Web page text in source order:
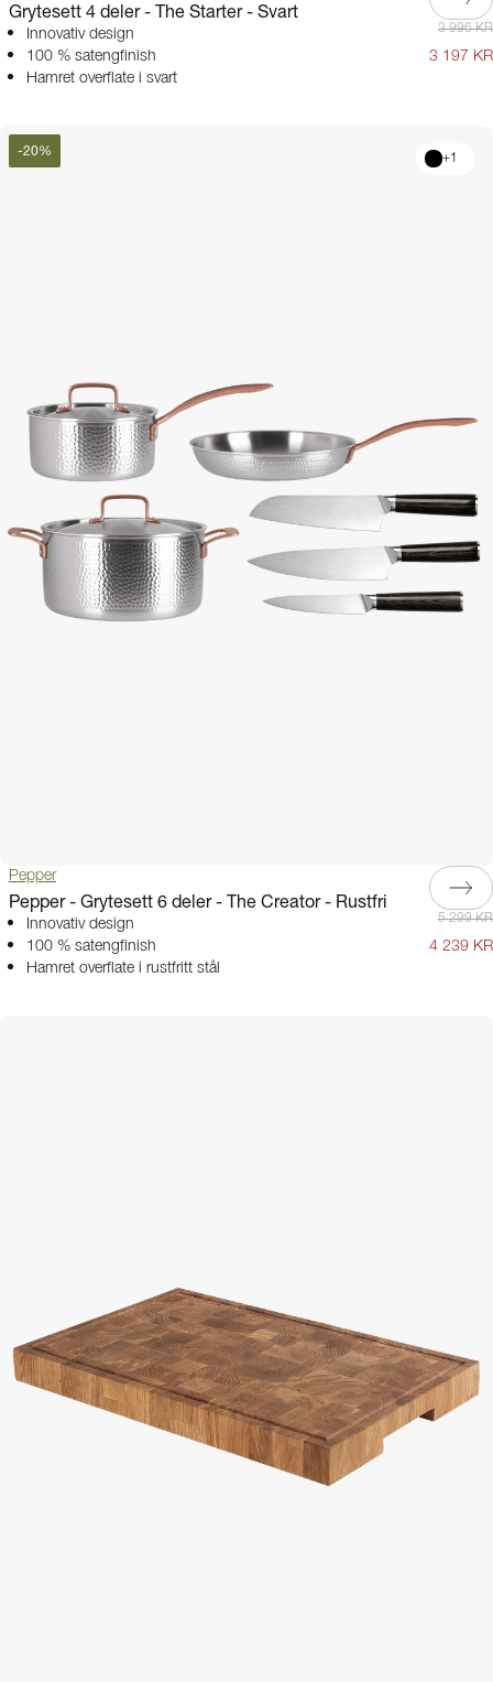
Grytesett 4 deler - The Starter - Svart
Innovativ design
100 % satengfinish
Hamret overflate i svart
3 996 KR
3 197 KR
-20% +1
Pepper
Pepper - Grytesett 6 deler - The Creator - Rustfri
Innovativ design
100 % satengfinish
Hamret overflate i rustfritt stål
5 299 KR
4 239 KR